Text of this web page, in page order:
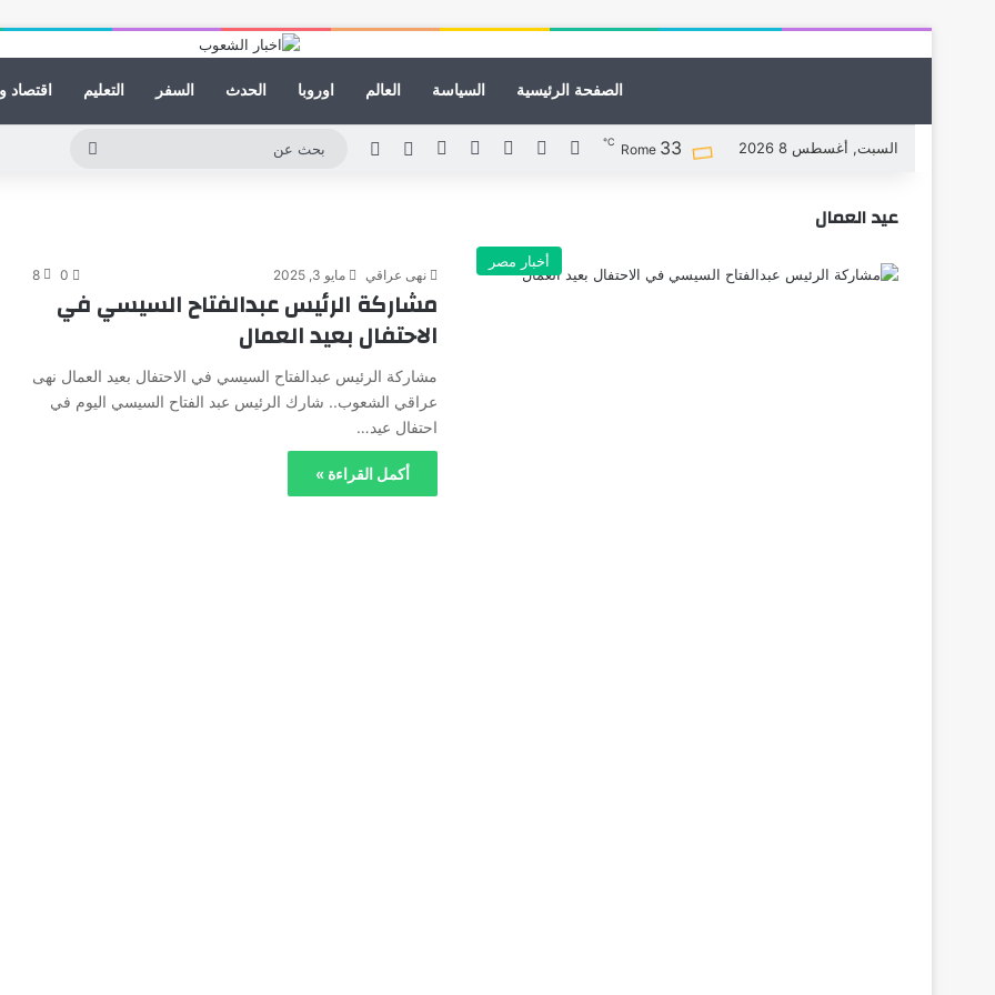
الصفحة الرئيسية السياسة العالم اوروبا الحدث السفر التعليم اقتصاد
السبت, أغسطس 8 2026 Rome 33
℃ فيسبوك لينكدإنيوتيوب انستقراممقال عشوائي
الوضع المظلم
عيد العمال
أخبار مصر
نهى عراقي مايو 3, 2025 0
8
مشاركة الرئيس عبدالفتاح السيسي في
الاحتفال بعيد العمال
مشاركة الرئيس عبدالفتاح السيسي في الاحتفال بعيد العمال نهى
عراقي الشعوب.. شارك الرئيس عبد الفتاح السيسي اليوم في
احتفال عيد…
أكمل القراءة »